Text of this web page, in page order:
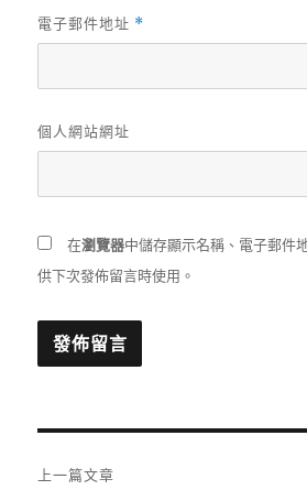
電子郵件地址 *
個人網站網址
在瀏覽器中儲存顯示名稱、電子郵件
供下次發佈留言時使用。
上一篇文章